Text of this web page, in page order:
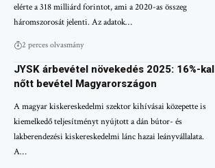
elérte a 318 milliárd forintot, ami a 2020-as összeg
háromszorosát jelenti. Az adatok…
2 perces olvasmány
JYSK árbevétel növekedés 2025: 16%-kal
nőtt bevétel Magyarországon
A magyar kiskereskedelmi szektor kihívásai közepette is
kiemelkedő teljesítményt nyújtott a dán bútor- és
lakberendezési kiskereskedelmi lánc hazai leányvállalata.
A…